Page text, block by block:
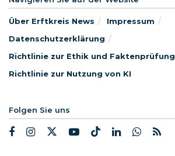
Über Erftkreis News
Impressum
Datenschutzerklärung
Richtlinie zur Ethik und Faktenprüfung
Richtlinie zur Nutzung von KI
Folgen Sie uns